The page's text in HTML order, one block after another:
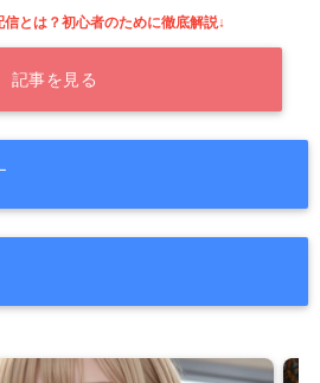
とは？初心者のために徹底解説↓
記事を見る